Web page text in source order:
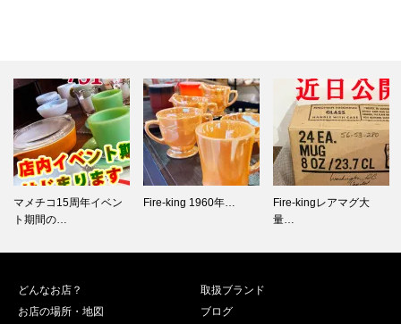
Fire-king 1960年…
Fire-kingレアマグ大
Fire-king1940年代…
どんなお店？
取扱ブランド
お店の場所・地図
ブログ